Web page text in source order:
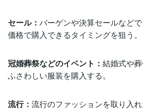
セール： バーゲンや決算セールなど
価格で購入できるタイミングを狙う。
冠婚葬祭などのイベント： 結婚式や
ふさわしい服装を購入する。
流行： 流行のファッションを取り入